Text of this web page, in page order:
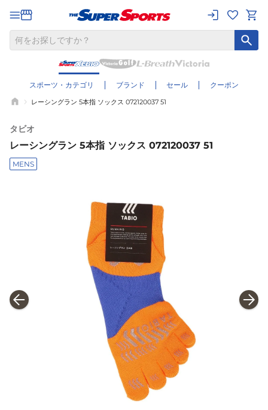
スポーツ・カテゴリ ブランド セール クーポン
レーシングラン 5本指 ソックス 072120037 51
タビオ
レーシングラン 5本指 ソックス 072120037 51
MENS